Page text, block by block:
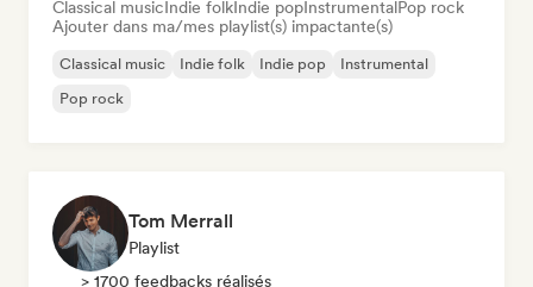
Classical musicIndie folkIndie popInstrumentalPop rock
Ajouter dans ma/mes playlist(s) impactante(s)
Classical music Indie folk Indie pop
Instrumental
Pop rock
Tom Merrall
Playlist
> 1700 feedbacks réalisés